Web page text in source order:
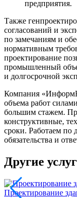
предприятия.
Также
согласований и
по замечаниям и
нормативным
проектирование
промышленный
и долгосрочной
Компания
объема работ
большим стажем.
конструктивные,
сроки. Работаем по
обязательства и
Другие
Проектирование